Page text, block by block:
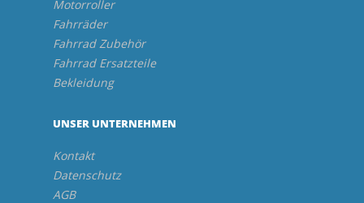
Motorroller
Fahrräder
Fahrrad Zubehör
Fahrrad Ersatzteile
Bekleidung
UNSER UNTERNEHMEN
Kontakt
Datenschutz
AGB